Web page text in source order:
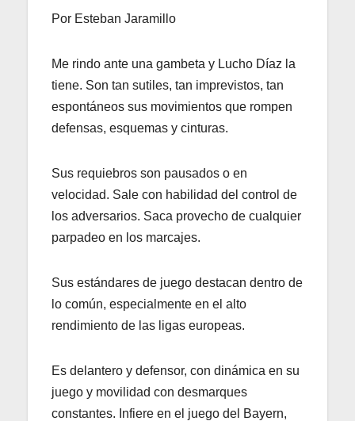
Por Esteban Jaramillo
Me rindo ante una gambeta y Lucho Díaz la
tiene. Son tan sutiles, tan imprevistos, tan
espontáneos sus movimientos que rompen
defensas, esquemas y cinturas.
Sus requiebros son pausados o en
velocidad. Sale con habilidad del control de
los adversarios. Saca provecho de cualquier
parpadeo en los marcajes.
Sus estándares de juego destacan dentro de
lo común, especialmente en el alto
rendimiento de las ligas europeas.
Es delantero y defensor, con dinámica en su
juego y movilidad con desmarques
constantes. Infiere en el juego del Bayern,